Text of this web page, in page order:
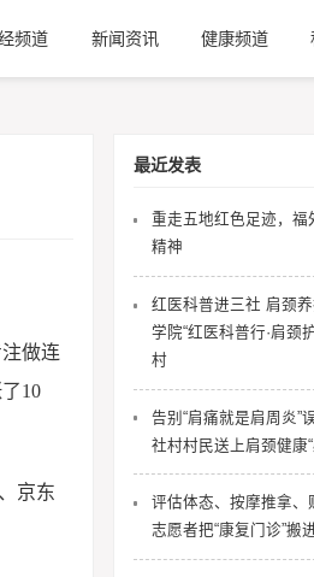
频道 新闻资讯 健康频道
做连
10
京东
最近发表
重走五地红色足迹，福
精神
红医科普进三社 肩颈
学院“红医科普行·肩颈
村
告别“肩痛就是肩周炎
社村村民送上肩颈健康
评估体态、按摩推拿
志愿者把“康复门诊”搬